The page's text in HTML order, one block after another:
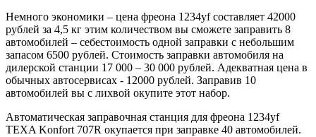
Немного экономики – цена фреона 1234yf составляет 42000
рублей за 4,5 кг этим количеством вы сможете заправить 8
автомобилей – себестоимость одной заправки с небольшим
запасом 6500 рублей. Стоимость заправки автомобиля на
дилерской станции 17 000 – 30 000 рублей. Адекватная цена в
обычных автосервисах - 12000 рублей. Заправив 10
автомобилей вы с лихвой окупите этот набор.
Автоматическая заправочная станция для фреона 1234yf
TEXA Konfort 707R окупается при заправке 40 автомобилей.